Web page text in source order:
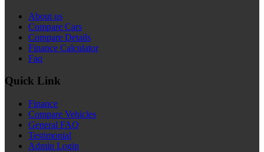
About us
Compare Cars
Compare Details
Finance Calculator
Faq
Quick Link
Finance
Compare Vehicles
General FAQ
Testimonial
Admin Login